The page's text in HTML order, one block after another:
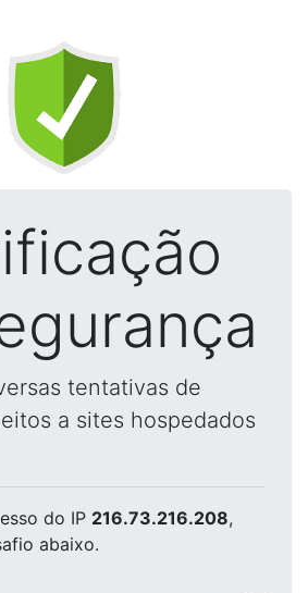
tentativas de
a sites hospedados
do IP 216.73.216.208,
abaixo.